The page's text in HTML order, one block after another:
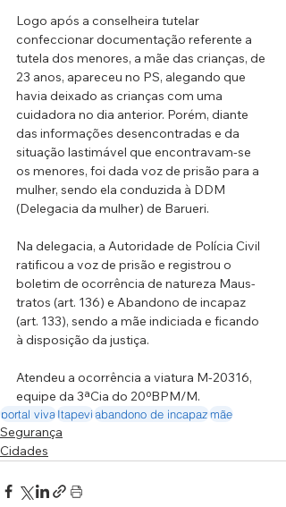
Logo após a conselheira tutelar
confeccionar documentação referente a
tutela dos menores, a mãe das crianças, de
23 anos, apareceu no PS, alegando que
havia deixado as crianças com uma
cuidadora no dia anterior. Porém, diante
das informações desencontradas e da
situação lastimável que encontravam-se
os menores, foi dada voz de prisão para a
mulher, sendo ela conduzida à DDM
(Delegacia da mulher) de Barueri.
Na delegacia, a Autoridade de Polícia Civil
ratificou a voz de prisão e registrou o
boletim de ocorrência de natureza Maus-
tratos (art. 136) e Abandono de incapaz
(art. 133), sendo a mãe indiciada e ficando
à disposição da justiça.
Atendeu a ocorrência a viatura M-20316,
equipe da 3ªCia do 20ºBPM/M.
portal vivaItapeviabandono de incapazmãe
Segurança
Cidades